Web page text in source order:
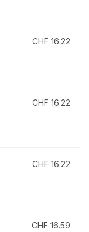
CHF 16.22
CHF 16.22
CHF 16.22
CHF 16.59